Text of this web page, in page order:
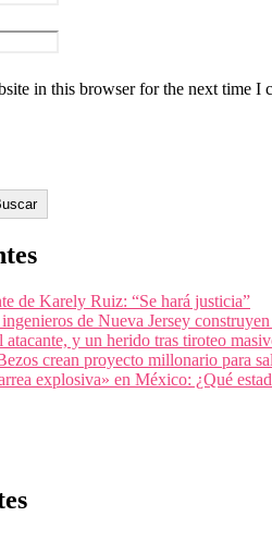
in this browser for the next time I
de Karely Ruiz: “Se hará justicia”
de Nueva Jersey
atacante, y un herido tras tiroteo
crean proyecto millonario para
explosiva» en México: ¿Qué